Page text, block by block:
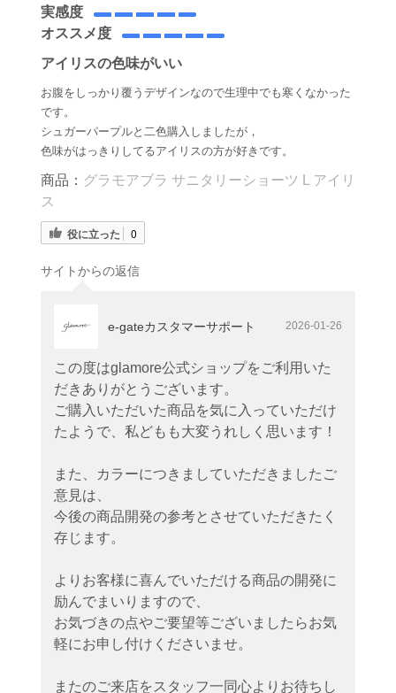
実感度
オススメ度
アイリスの色味がいい
お腹をしっかり覆うデザインなので生理中でも寒くなかった
です。
シュガーパープルと二色購入しましたが，
色味がはっきりしてるアイリスの方が好きです。
商品： グラモアブラ サニタリーショーツ L アイリ
ス
役に立った 0
サイトからの返信
e-gateカスタマーサポート 2026-01-26
この度はglamore公式ショップをご利用いた
だきありがとうございます。
ご購入いただいた商品を気に入っていただけ
たようで、私どもも大変うれしく思います！
また、カラーにつきましていただきましたご
意見は、
今後の商品開発の参考とさせていただきたく
存じます。
よりお客様に喜んでいただける商品の開発に
励んでまいりますので、
お気づきの点やご要望等ございましたらお気
軽にお申し付けくださいませ。
またのご来店をスタッフ一同心よりお待ちし